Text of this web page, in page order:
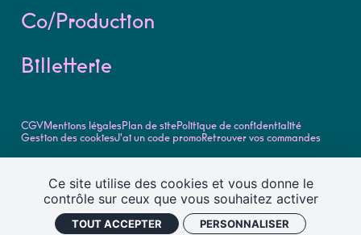
Ce site utilise des cookies et vous donne le
contrôle sur ceux que vous souhaitez activer
TOUT ACCEPTER PERSONNALISER
Co/Production
Billetterie
Théâtre Olympia - Centre Dramatique National de Tours -
Retrouvez toute la programmation et l'actualité du Théâtre
Olympia - Centre dramatique national de Tours
Design
Cylindre Studio
CGV Mentions légalesPlan de sitePolitique de confidentialité
Gestion des cookiesJ'ai un code promoRetrouver vos commandes